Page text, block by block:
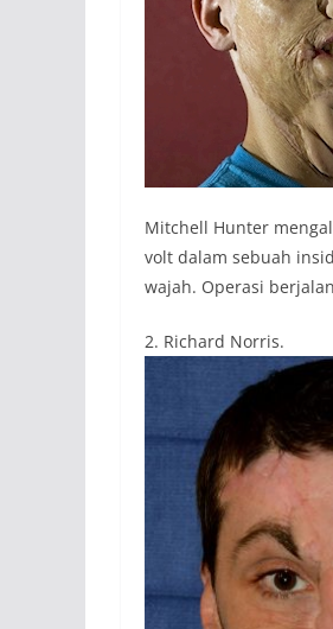
Mitchell Hunter
volt dalam sebuah
wajah. Operasi
2. Richard Norris.